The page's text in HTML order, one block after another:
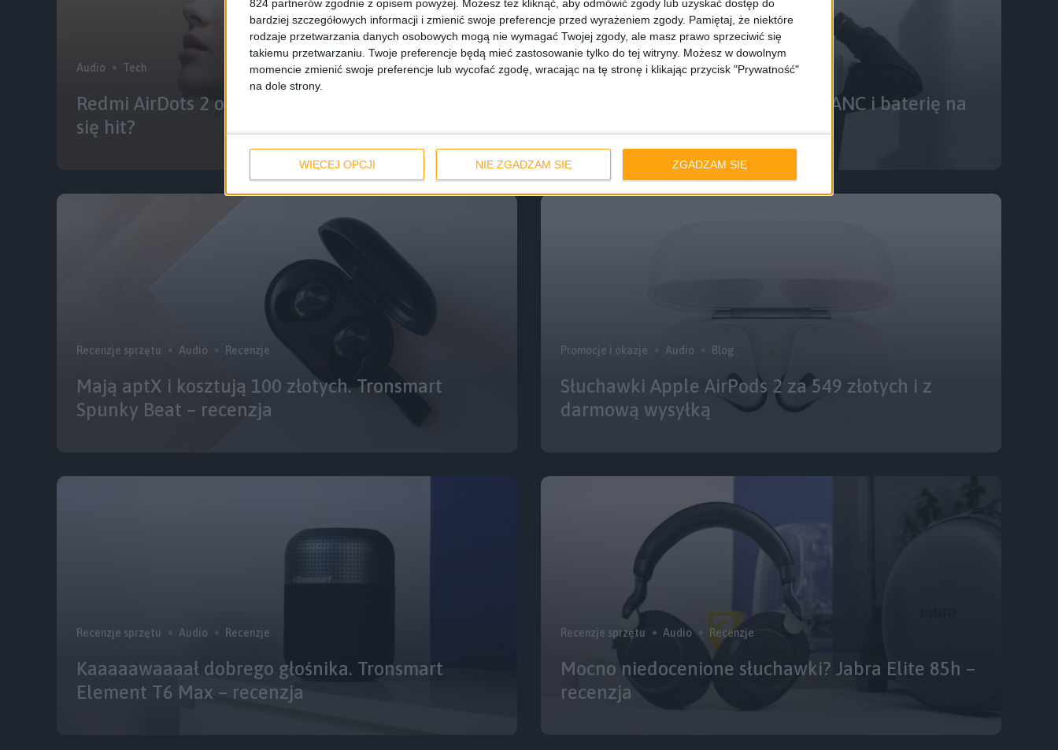
824 partnerów zgodnie z opisem powyżej. Możesz też kliknąć, aby odmówić zgody lub uzyskać dostęp do
bardziej szczegółowych informacji i zmienić swoje preferencje przed wyrażeniem zgody. Pamiętaj, że niektóre
rodzaje przetwarzania danych osobowych mogą nie wymagać Twojej zgody, ale masz prawo sprzeciwić się
takiemu przetwarzaniu. Twoje preferencje będą mieć zastosowanie tylko do tej witryny. Możesz w dowolnym
momencie zmienić swoje preferencje lub wycofać zgodę, wracając na tę stronę i klikając przycisk "Prywatność"
na dole strony.
WIĘCEJ OPCJI NIE ZGADZAM SIĘ ZGADZAM SIĘ
Audio Tech
Redmi AirDots 2 oficjalnie zapowiedziane. Szykuje
się hit?
Audio Tech
Słuchawki Mobvoi TicKasa mają ANC i baterię na
Recenzje sprzętu Audio Recenzje
Mają aptX i kosztują 100 złotych. Tronsmart
Spunky Beat – recenzja
Promocje i okazje Audio Blog
Słuchawki Apple AirPods 2 za 549 złotych i z
darmową wysyłką
Recenzje sprzętu Audio Recenzje
Kaaaaawaaaał dobrego głośnika. Tronsmart
Element T6 Max – recenzja
Recenzje sprzętu Audio Recenzje
Mocno niedocenione słuchawki? Jabra Elite 85h –
recenzja